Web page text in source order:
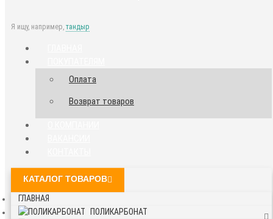
Я ищу, например, тандыр
Оплата
Возврат товаров
КАТАЛОГ ТОВАРОВ
ГЛАВНАЯ
ПОЛИКАРБОНАТ